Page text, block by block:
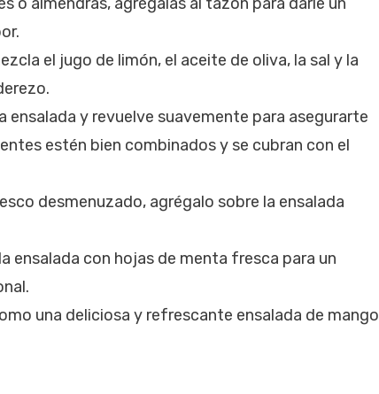
el jugo de limón, el aceite de oliva, la sal y la
ensalada y revuelve suavemente para asegurarte
estén bien combinados y se cubran con el
desmenuzado, agrégalo sobre la ensalada
ensalada con hojas de menta fresca para un
una deliciosa y refrescante ensalada de mango